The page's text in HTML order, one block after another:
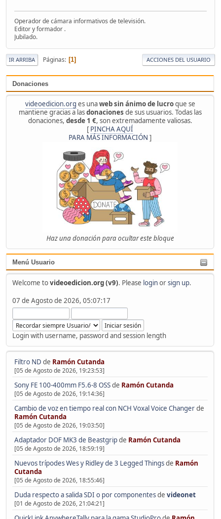
Donaciones
videoedicion.org es unaweb sin ánimo de lucroque se
mantiene gracias a lasdonaciones de sus usuarios. Todas las
donaciones, desde 1 €, son extremadamente valiosas.
[ PINCHA AQUÍ
PARA MÁS INFORMACIÓN ]
Haz una donación para ocultar este bloque
Menú Usuario
Welcome tovideoedicion.org (v9). Please loginorsign up.
07 de Agosto de 2026, 05:07:17
Login with username, password and session length
Filtro ND de Ramón Cutanda
[05 de Agosto de 2026, 19:23:53]
Sony FE 100-400mm F5.6-8 OSSde Ramón Cutanda
[05 de Agosto de 2026, 19:14:36]
Cambio de voz en tiempo real con NCH Voxal Voice Changerde
Ramón Cutanda
[05 de Agosto de 2026, 19:03:50]
Adaptador DOF MK3 de Beastgripde Ramón Cutanda
[05 de Agosto de 2026, 18:59:19]
Nuevos trípodes Wes y Ridley de 3 Legged Thingsde Ramón
Cutanda
[05 de Agosto de 2026, 18:55:46]
Duda respecto a salida SDI o por componentesde videonet
[01 de Agosto de 2026, 21:04:21]
Operador de cámara informativos de televisión.
Editor y formador .
Jubilado.
IR ARRIBA Páginas 1 ACCIONES DEL USUARIO